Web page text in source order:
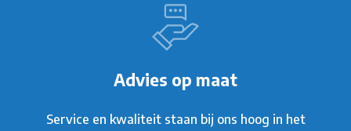
Advies op maat
Service en kwaliteit staan bij ons hoog in het